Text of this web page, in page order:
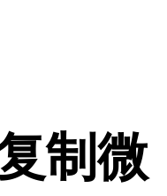
制微